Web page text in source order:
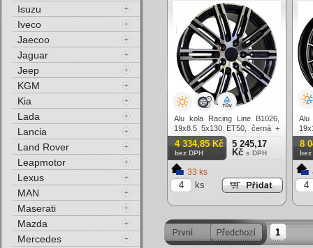
Alu kola Racing Line B1026,
19x8.5 5x130 ET50, černá +
leštění
4 334,85 Kč
bez DPH
5 245,17
Kč s DPH
33 ks
ks
Alu
8
bez
1
Isuzu
Iveco
Jaecoo
Jaguar
Jeep
KGM
Kia
Lada
Lancia
Land Rover
Leapmotor
Lexus
MAN
Maserati
Mazda
Mercedes